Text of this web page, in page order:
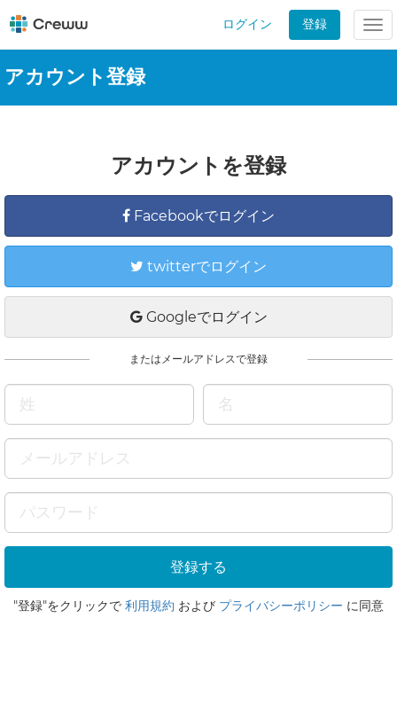
ログイン 登録
アカウント登録
アカウントを登録
Facebookでログイン
twitterでログイン
Googleでログイン
またはメールアドレスで登録
"登録"をクリックで 利用規約 および プライバシーポリシー に同意